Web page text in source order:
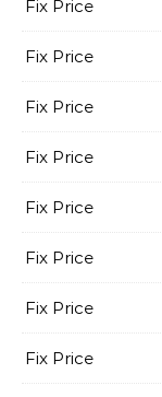
Fix Price
Fix Price
Fix Price
Fix Price
Fix Price
Fix Price
Fix Price
Fix Price